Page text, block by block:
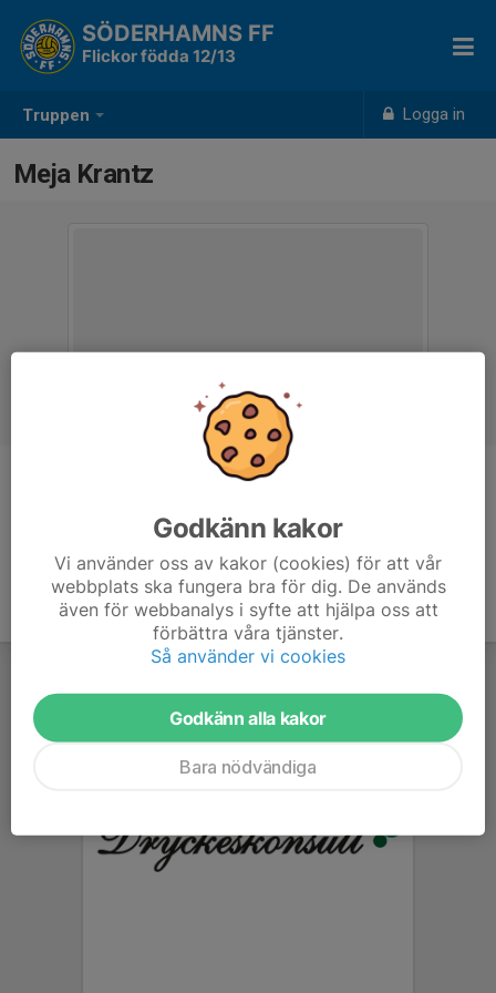
Truppen Logga in
SÖDERHAMNS FF
Flickor födda 12/13
Meja Krantz
Godkänn kakor
Vi använder oss av kakor (cookies) för att vår
webbplats ska fungera bra för dig. De används
även för webbanalys i syfte att hjälpa oss att
förbättra våra tjänster.
Så använder vi cookies
Godkänn alla kakor
Bara nödvändiga